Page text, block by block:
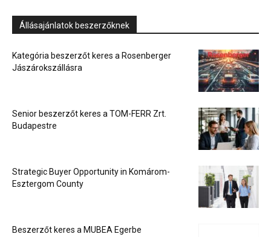
Állásajánlatok beszerzőknek
Kategória beszerzőt keres a Rosenberger
Jászárokszállásra
Senior beszerzőt keres a TOM-FERR Zrt.
Budapestre
Strategic Buyer Opportunity in Komárom-
Esztergom County
Beszerzőt keres a MUBEA Egerbe